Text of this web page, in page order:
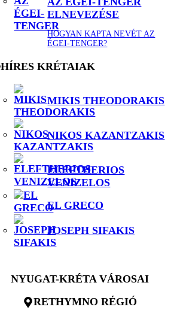
ELNEVEZÉSE
HOGYAN KAPTA NEVÉT AZ
ÉGEI-TENGER?
HÍRES KRÉTAIAK
MIKIS THEODORAKIS
NIKOS KAZANTZAKIS
ELEFTHERIOS
VENIZELOS
EL GRECO
JOSEPH SIFAKIS
NYUGAT-KRÉTA VÁROSAI
RETHYMNO RÉGIÓ